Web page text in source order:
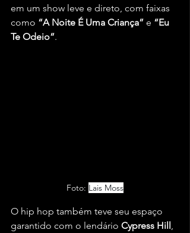
em um show leve e direto, com faixas
como “A Noite É Uma Criança” e “Eu
Te Odeio”.
Foto: Lais Moss
O hip hop também teve seu espaço
garantido com o lendário Cypress Hill,